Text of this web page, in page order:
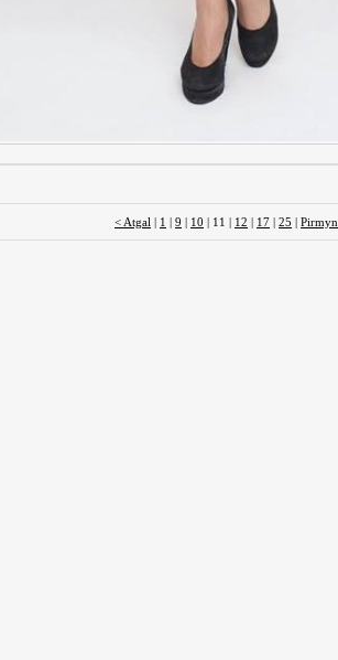
< Atgal | 1 | 9 | 10 | 11 | 12 | 17 | 25 |